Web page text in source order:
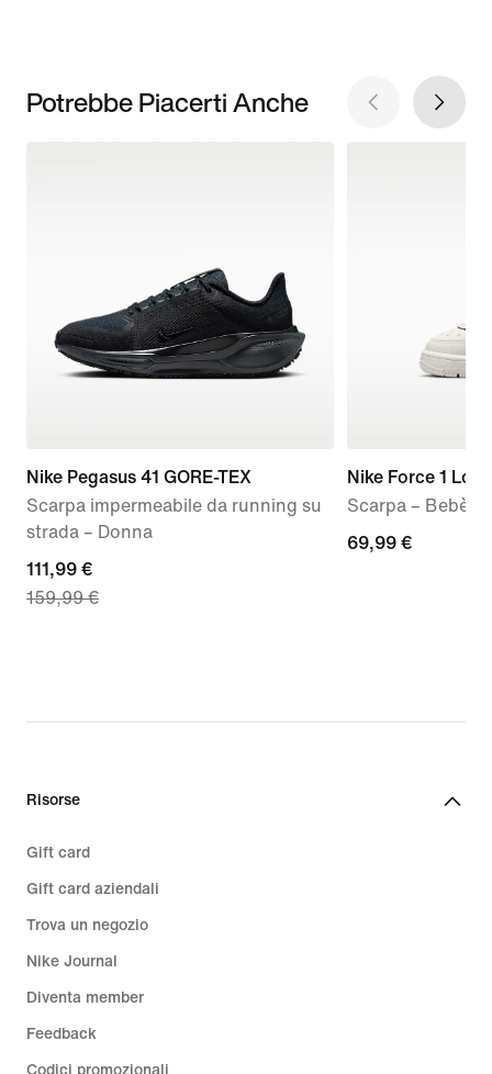
Potrebbe Piacerti Anche
Nike Pegasus 41 GORE-TEX
Scarpa impermeabile da running su
strada – Donna
current
price
price
111,99 €
159,99 €
Nike Force 1 Low
Scarpa – Bebè e
69,99
69,99 €
Risorse
Gift card
Gift card aziendali
Trova un negozio
Nike Journal
Diventa member
Feedback
Codici promozionali